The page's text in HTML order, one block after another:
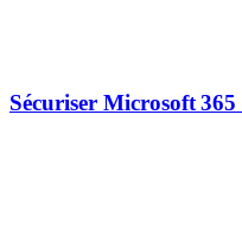
Sécuriser Microsoft